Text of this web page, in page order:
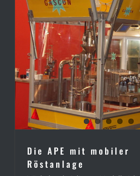
Die APE mit mobiler
Röstanlage